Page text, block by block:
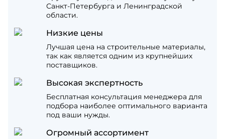
Санкт-Петербурга и Ленинградской
области.
Низкие цены
Лучшая цена на строительные материалы,
так как является одним из крупнейших
поставщиков.
Высокая экспертность
Бесплатная консультация менеджера для
подбора наиболее оптимального варианта
под ваши нужды.
Огромный ассортимент